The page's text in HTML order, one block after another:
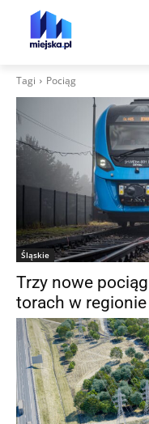
Tagi Pociąg
Śląskie
Trzy nowe
torach w regionie